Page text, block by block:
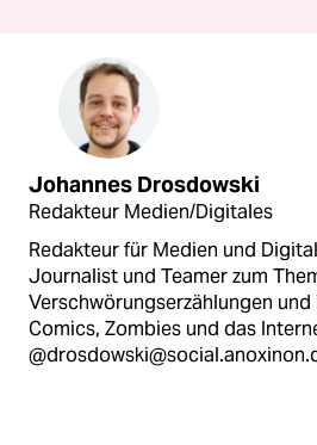
Johannes Drosdowski
Redakteur Medien/Digitales
Redakteur für Medien und
Journalist und Teamer zum
Verschwörungserzählungen und
Comics, Zombies und das